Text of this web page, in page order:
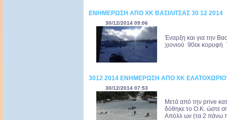
ΕΝΗΜΕΡΩΣΗ ΑΠΟ ΧΚ ΒΑΣΙΛΙΤΣΑΣ 30 12 2014
30/12/2014 09:06
Έναρξη και για την
χιονιού 90εκ κορυφή
3012 2014 ΕΝΗΜΕΡΩΣΗ ΑΠΟ ΧΚ
30/12/2014 07:53
Μετά από την prive
δόθηκε το O.K. ώστε
Απόλλ ων (τα 2 πάνω